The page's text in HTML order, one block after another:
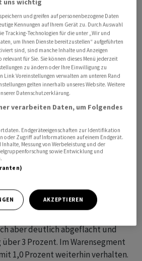
ist im Juli überraschend
und Dienstleistungen kosteten
als ein Jahr zuvor, wie das
am Donnerstag zu seiner ersten
Von der Nachrichtenagentur
hatten mit einem
gerechnet. Sie sagten in
HQ Trust:
es für Verbraucher auch einige
Dienstleistungen sind zwar
aber deutlich abgeflacht und
3 Prozent. Im Warensegment
1,0 Prozent weiterhin verhalten.
und greifen auf personenbezogene Daten
Kennungen auf Ihrem Gerät zu. Durch Auswahl
Tracking-Technologien für die unter „Wir und
um Ihnen Dienste bereitzustellen“ aufgeführten
sind, sind manche Inhalte und Anzeigen
relevant für Sie. Sie können dieses Menü jederzeit
zu ändern oder Ihre Einwilligung zu
Link Voreinstellungen verwalten am unteren Rand
gelten innerhalb unseres Website. Weitere
Datenschutzerklärung.
verarbeiten Daten, um Folgendes
Endgeräteeigenschaften zur Identifikation
oder Zugriff auf Informationen auf einem Endgerät.
Messung von Werbeleistung und der
sowie Entwicklung und
AKZEPTIEREN